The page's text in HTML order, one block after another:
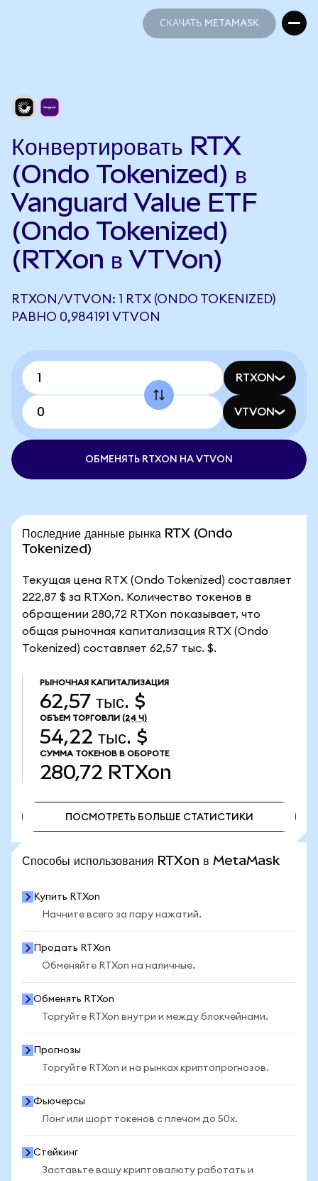
СКАЧАТЬ METAMASK
Конвертировать RTX
(Ondo Tokenized) в
Vanguard Value ETF
(Ondo Tokenized)
(RTXon в VTVon)
RTXON/VTVON: 1 RTX (ONDO TOKENIZED)
РАВНО 0,984191 VTVON
RTXON
VTVON
ОБМЕНЯТЬ RTXON НА VTVON
Последние данные рынка RTX (Ondo
Tokenized)
Текущая цена RTX (Ondo Tokenized) составляет
222,87 $ за RTXon. Количество токенов в
обращении 280,72 RTXon показывает, что
общая рыночная капитализация RTX (Ondo
Tokenized) составляет 62,57 тыс. $.
РЫНОЧНАЯ КАПИТАЛИЗАЦИЯ
62,57 тыс. $
ОБЪЕМ ТОРГОВЛИ (24 Ч)
54,22 тыс. $
СУММА ТОКЕНОВ В ОБОРОТЕ
280,72 RTXon
ПОСМОТРЕТЬ БОЛЬШЕ СТАТИСТИКИ
Способы использования RTXon в MetaMask
Купить RTXon
Начните всего за пару нажатий.
Продать RTXon
Обменяйте RTXon на наличные.
Обменять RTXon
Торгуйте RTXon внутри и между блокчейнами.
Прогнозы
Торгуйте RTXon и на рынках криптопрогнозов.
Фьючерсы
Лонг или шорт токенов с плечом до 50x.
Стейкинг
Заставьте вашу криптовалюту работать и